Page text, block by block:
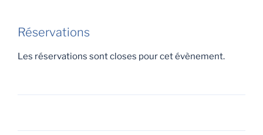
Réservations
Les réservations sont closes pour cet évènement.